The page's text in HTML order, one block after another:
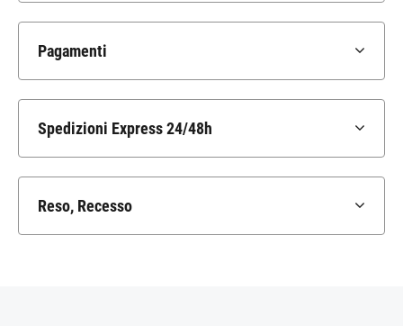
Pagamenti
Spedizioni Express 24/48h
Reso, Recesso